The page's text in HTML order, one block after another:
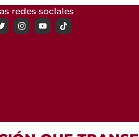
redes soclales